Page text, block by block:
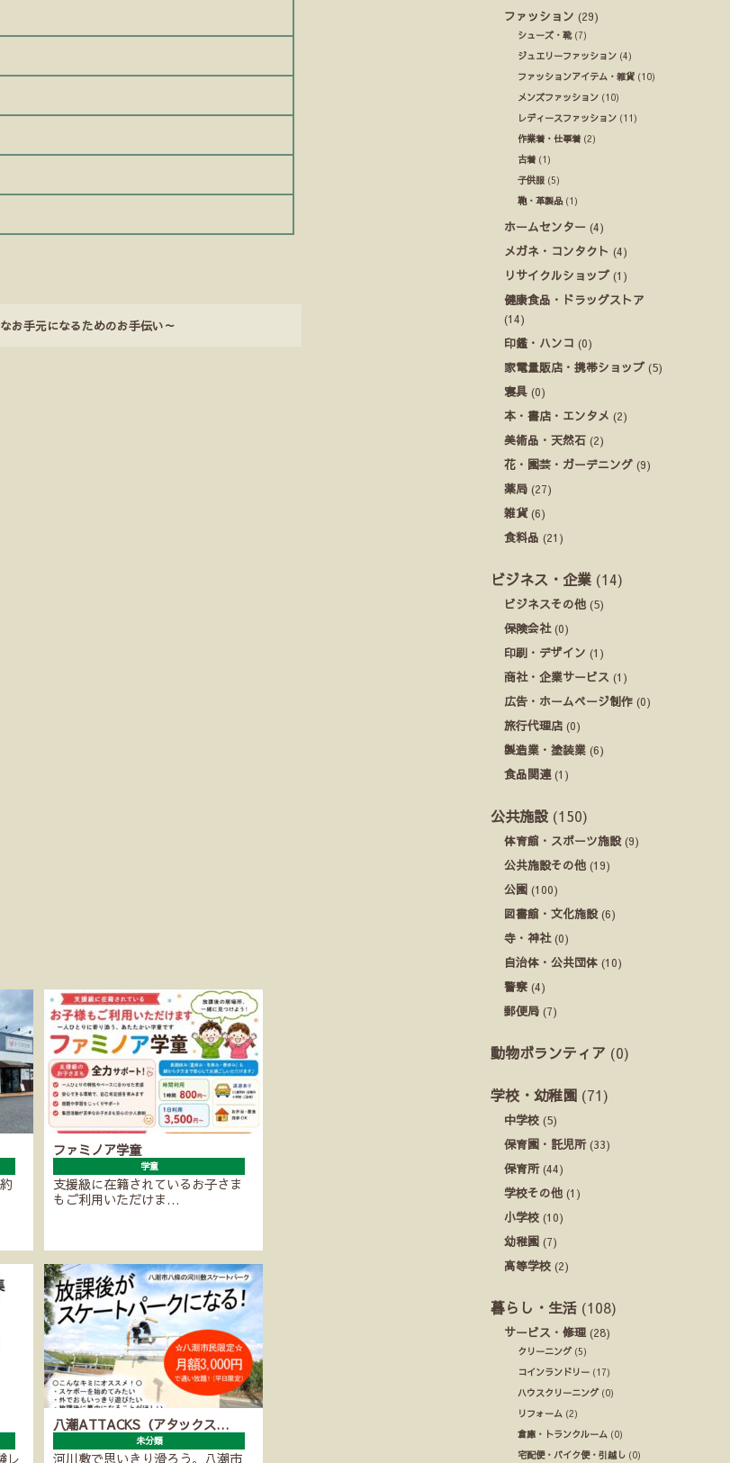
お手元になるためのお手伝い～
ファミノア学童
学童
支援級に在籍されているお子さま
もご利用いただけま…
レ
八潮ATTACKS（アタックス…
未分類
河川敷で思いきり滑ろう。八潮市
ファッション (29)
シューズ・靴(7)
ジュエリーファッション (4)
ファッションアイテム・雑貨 (10)
メンズファッション (10)
レディースファッション (11)
作業着・仕事着 (2)
古着 (1)
子供服 (5)
鞄・革製品 (1)
ホームセンター (4)
メガネ・コンタクト (4)
リサイクルショップ (1)
健康食品・ドラッグストア
(14)
印鑑・ハンコ (0)
家電量販店・携帯ショップ (5)
寝具 (0)
本・書店・エンタメ (2)
美術品・天然石 (2)
花・園芸・ガーデニング (9)
薬局 (27)
雑貨(6)
食料品 (21)
ビジネス・企業 (14)
ビジネスその他 (5)
保険会社(0)
印刷・デザイン (1)
商社・企業サービス (1)
広告・ホームページ制作 (0)
旅行代理店 (0)
製造業・塗装業 (6)
食品関連 (1)
公共施設 (150)
体育館・スポーツ施設(9)
公共施設その他 (19)
公園 (100)
図書館・文化施設(6)
寺・神社(0)
自治体・公共団体 (10)
警察 (4)
郵便局 (7)
動物ボランティア (0)
学校・幼稚園 (71)
中学校 (5)
保育園・託児所(33)
保育所(44)
学校その他 (1)
小学校 (10)
幼稚園 (7)
高等学校 (2)
暮らし・生活 (108)
サービス・修理 (28)
クリーニング(5)
コインランドリー (17)
ハウスクリーニング(0)
リフォーム (2)
倉庫・トランクルーム (0)
宅配便・バイク便・引越し (0)